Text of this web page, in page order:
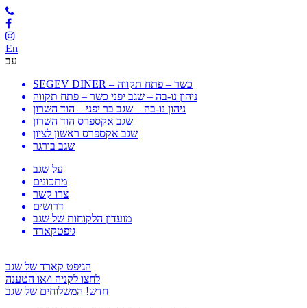
En
עב
SEGEV DINER – כשר – פתח תקווה
ניהון נו-בה – שגב יפני כשר – פתח תקווה
ניהון נו-בה – שגב בר יפני – הוד השרון
שגב אקספרס הוד השרון
שגב אקספרס ראשון לציון
שגב בורגר
על שגב
מתכונים
צרו קשר
דרושים
מועדון הלקוחות של שגב
גיפטקארד
הגיפט קארד של שגב
לחצו לקניה ו/או הטענה
חדש! המשלוחים של שגב